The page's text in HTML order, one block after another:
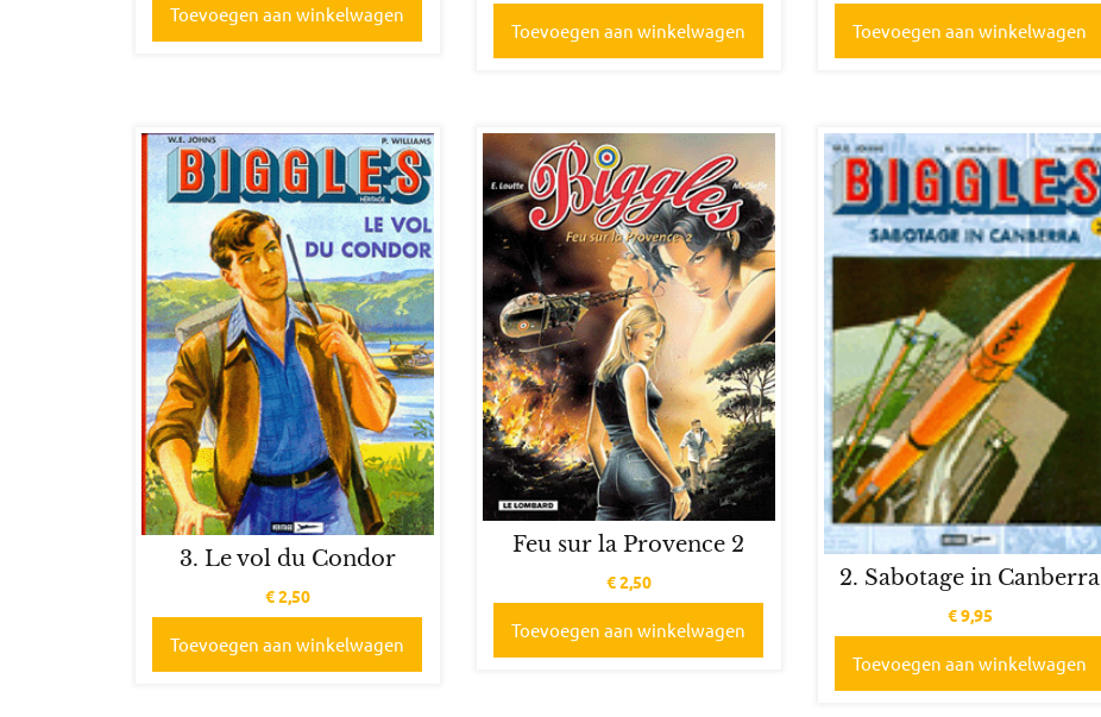
Toevoegen aan winkelwagen
Toevoegen aan winkelwagen Toevoegen aan winkelwagen
3. Le vol du Condor
€2,50
Toevoegen aan winkelwagen
Feu sur la Provence 2
€2,50
Toevoegen aan winkelwagen
2. Sabotage in Canberra
€9,95
Toevoegen aan winkelwagen